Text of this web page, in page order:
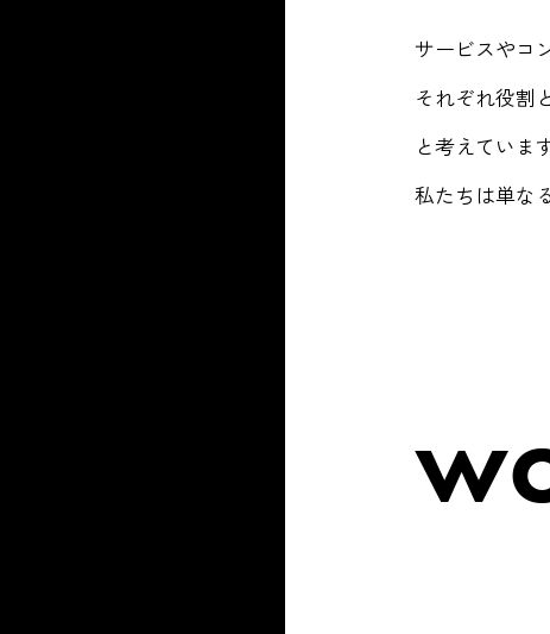
サービスやコ
それぞれ役割
と考えていま
私たちは単な